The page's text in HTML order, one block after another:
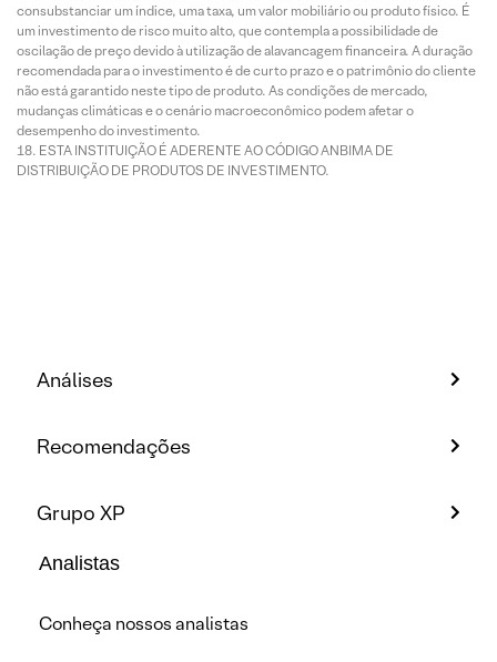
consubstanciar um índice, uma taxa, um valor mobiliário ou produto físico. É
um investimento de risco muito alto, que contempla a possibilidade de
oscilação de preço devido à utilização de alavancagem financeira. A duração
recomendada para o investimento é de curto prazo e o patrimônio do cliente
não está garantido neste tipo de produto. As condições de mercado,
mudanças climáticas e o cenário macroeconômico podem afetar o
desempenho do investimento.
ESTA INSTITUIÇÃO É ADERENTE AO CÓDIGO ANBIMA DE
DISTRIBUIÇÃO DE PRODUTOS DE INVESTIMENTO.
Análises
Recomendações
Grupo XP
Analistas
Conheça nossos analistas